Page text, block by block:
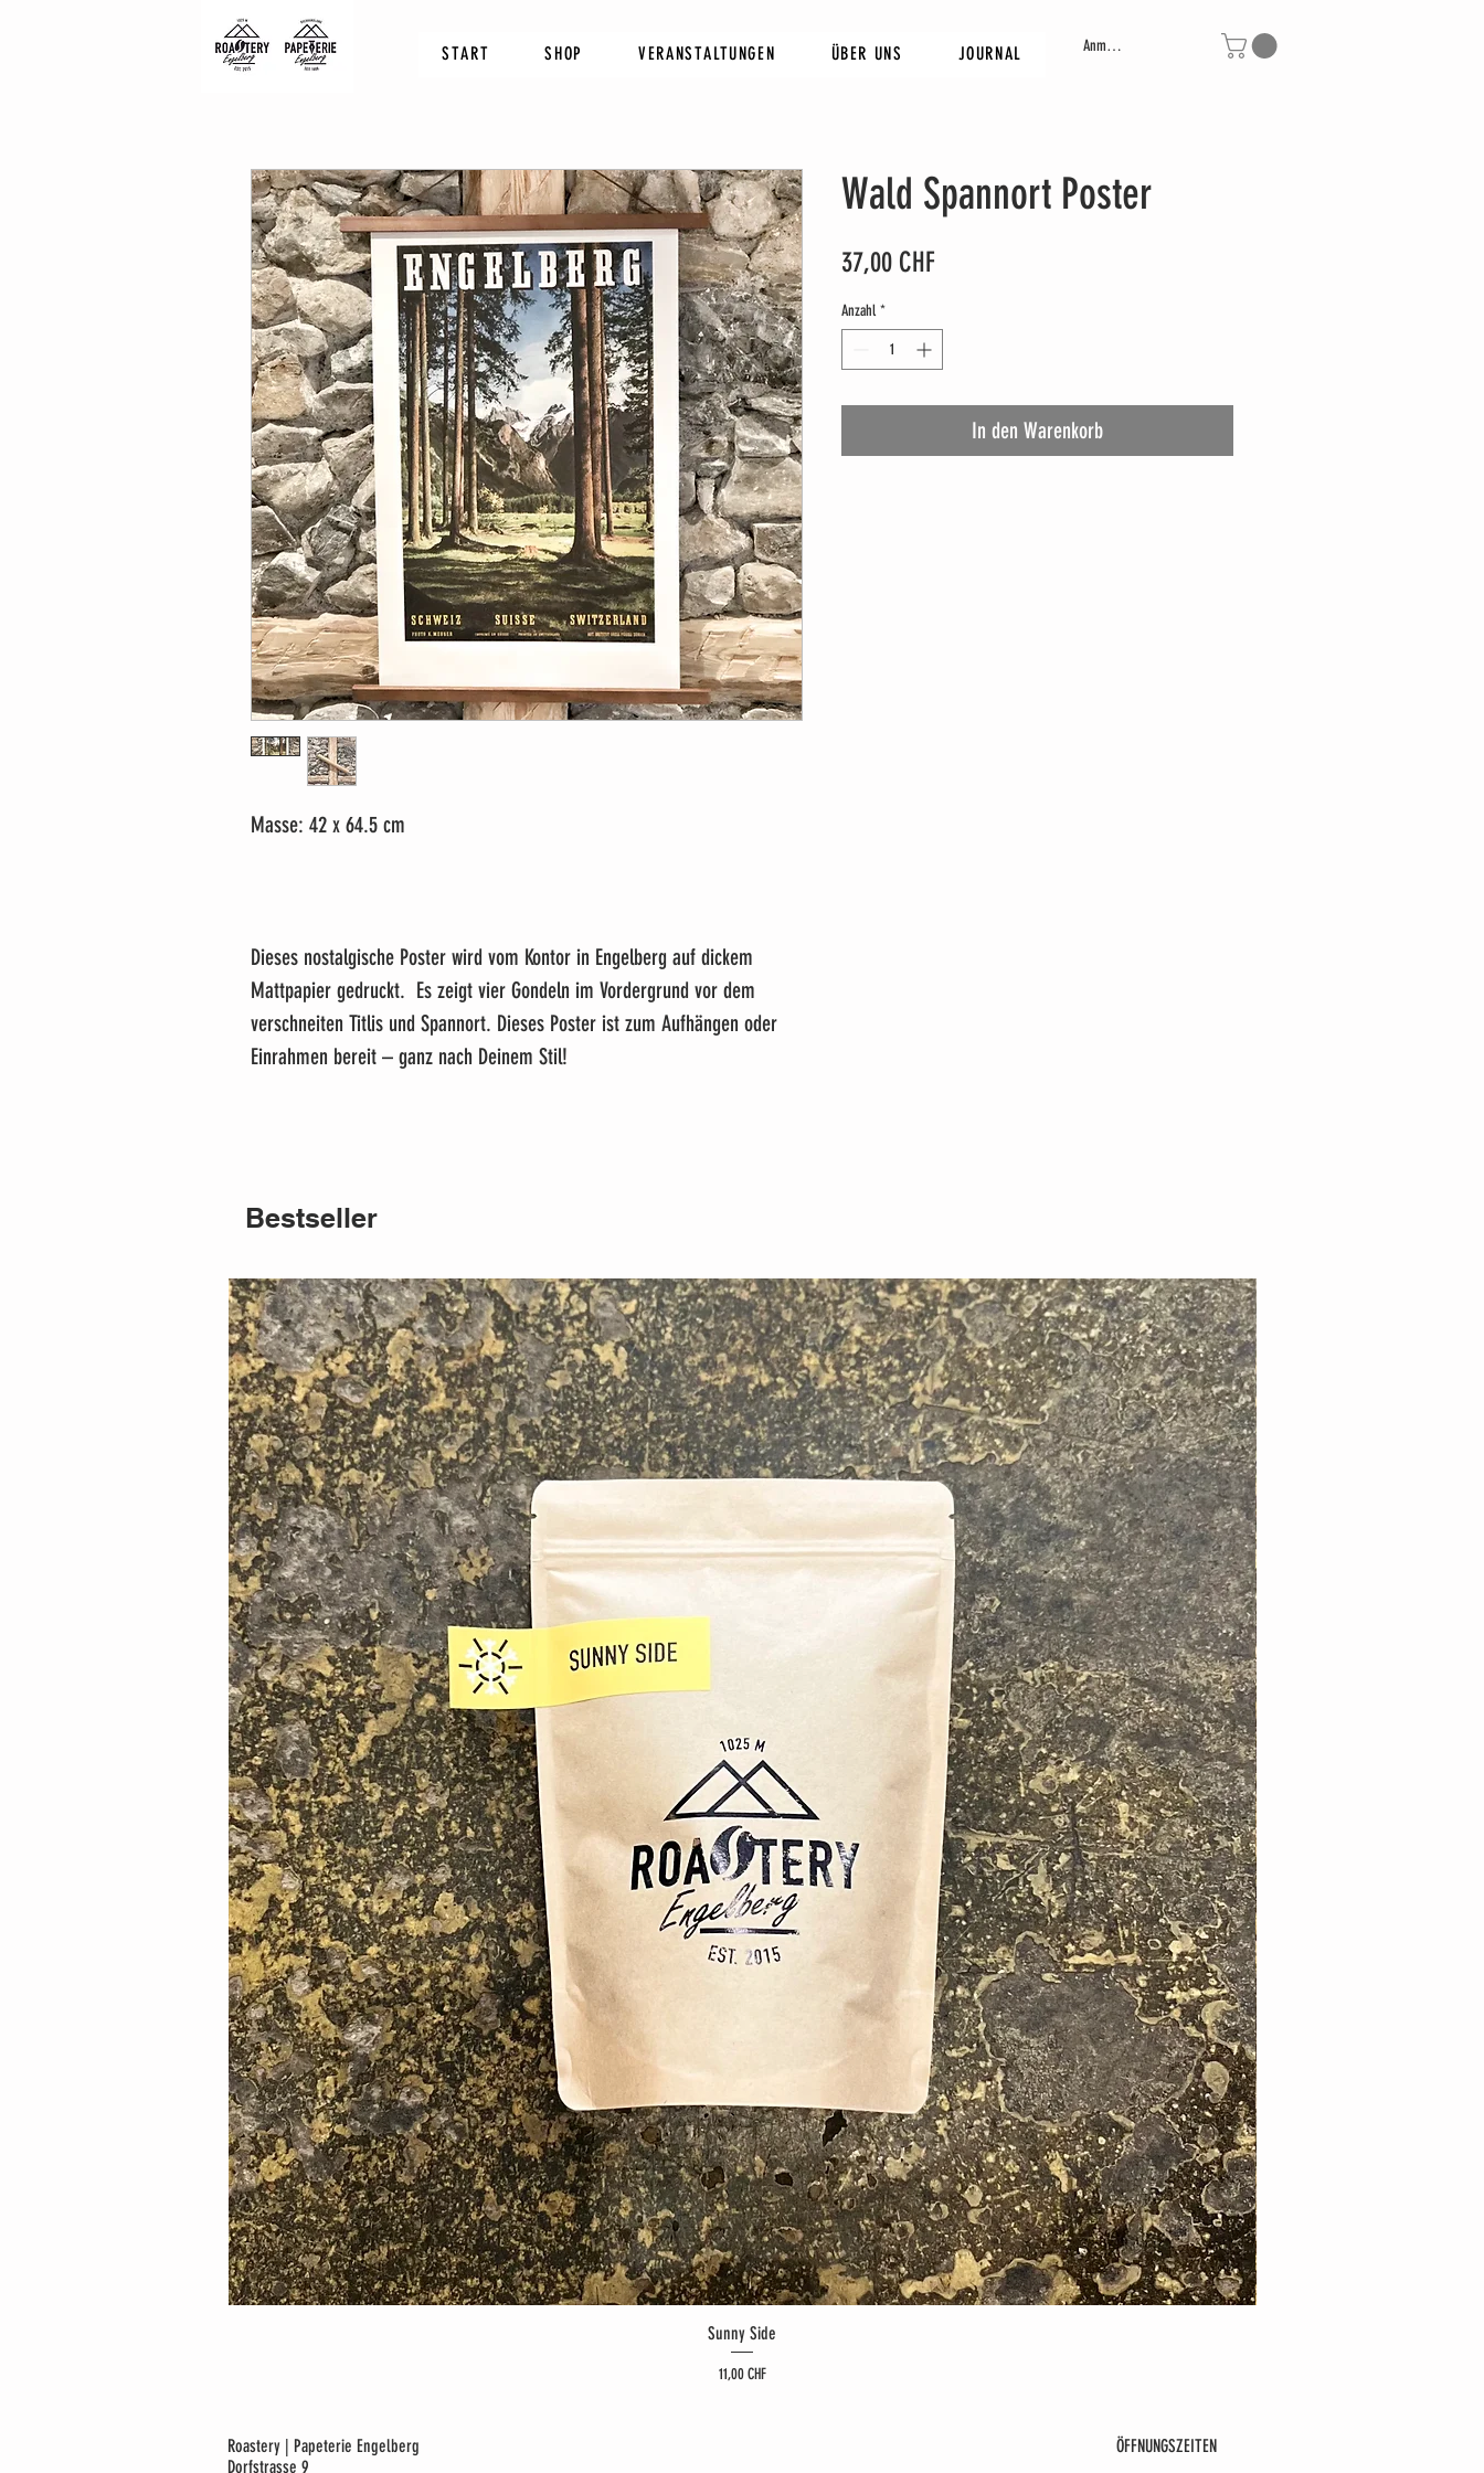
START SHOP VERANSTALTUNGEN ÜBER UNS JOURNAL Anmelden
Masse: 42 x 64.5 cm
Dieses nostalgische Poster wird vom Kontor in Engelberg auf dickem
Mattpapier gedruckt. Es zeigt vier Gondeln im Vordergrund vor dem
verschneiten Titlis und Spannort. Dieses Poster ist zum Aufhängen oder
Einrahmen bereit – ganz nach Deinem Stil!
Wald Spannort Poster
37,00 CHF
Anzahl *
In den Warenkorb
Bestseller
Sunny Side
Preis
11,00 CHF
Roastery | Papeterie Engelberg
Dorfstrasse 9
ÖFFNUNGSZEITEN